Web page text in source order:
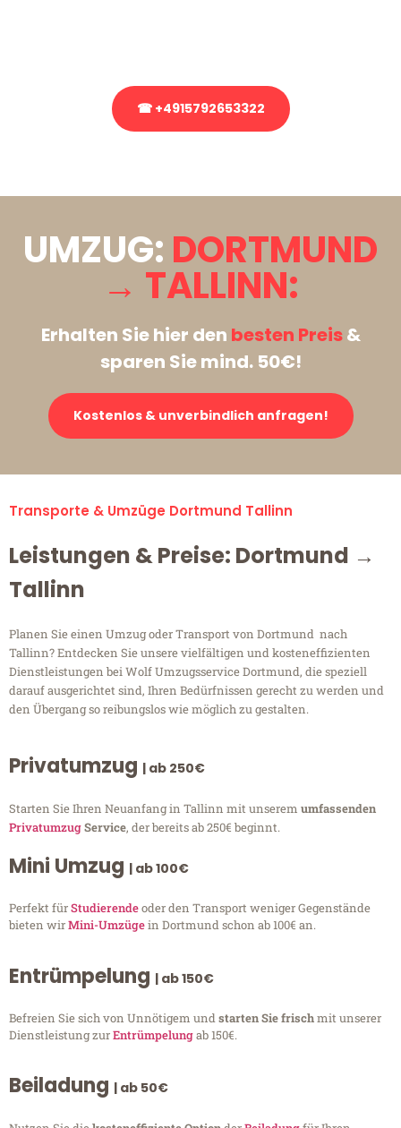
☎ +4915792653322
UMZUG: DORTMUND
→ TALLINN:
Erhalten Sie hier den besten Preis&
sparen Sie mind. 50€!
Kostenlos & unverbindlich anfragen!
Transporte & Umzüge Dortmund Tallinn
Leistungen & Preise: Dortmund →
Tallinn
Planen Sie einen Umzug oder Transport von Dortmund nach
Tallinn? Entdecken Sie unsere vielfältigen und kosteneffizienten
Dienstleistungen bei Wolf Umzugsservice Dortmund, die speziell
darauf ausgerichtet sind, Ihren Bedürfnissen gerecht zu werden und
den Übergang so reibungslos wie möglich zu gestalten.
Privatumzug | ab 250€
Starten Sie Ihren Neuanfang in Tallinn mit unserem umfassenden
PrivatumzugService, der bereits ab 250€ beginnt.
Mini Umzug | ab 100€
Perfekt fürStudierendeoder den Transport weniger Gegenstände
bieten wirMini-Umzügein Dortmund schon ab 100€ an.
Entrümpelung | ab 150€
Befreien Sie sich von Unnötigem undstarten Sie frischmit unserer
Dienstleistung zurEntrümpelungab 150€.
Beiladung | ab 50€